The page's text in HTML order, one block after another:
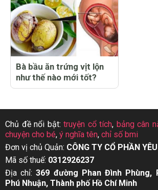
Bà bầu ăn trứng vịt lộn
như thế nào mới tốt?
Chủ đề nổi bật:truyện cổ tích, bảng cân
chuyện cho bé, ý nghĩa tên, chỉ số bmi
Đơn vị chủ Quản: CÔNG TY CỔ PHẦN
Mã số thuế: 0312926237
Địa chỉ:369 đường Phan Đình Phùng,
Phú Nhuận, Thành phố Hồ Chí Minh